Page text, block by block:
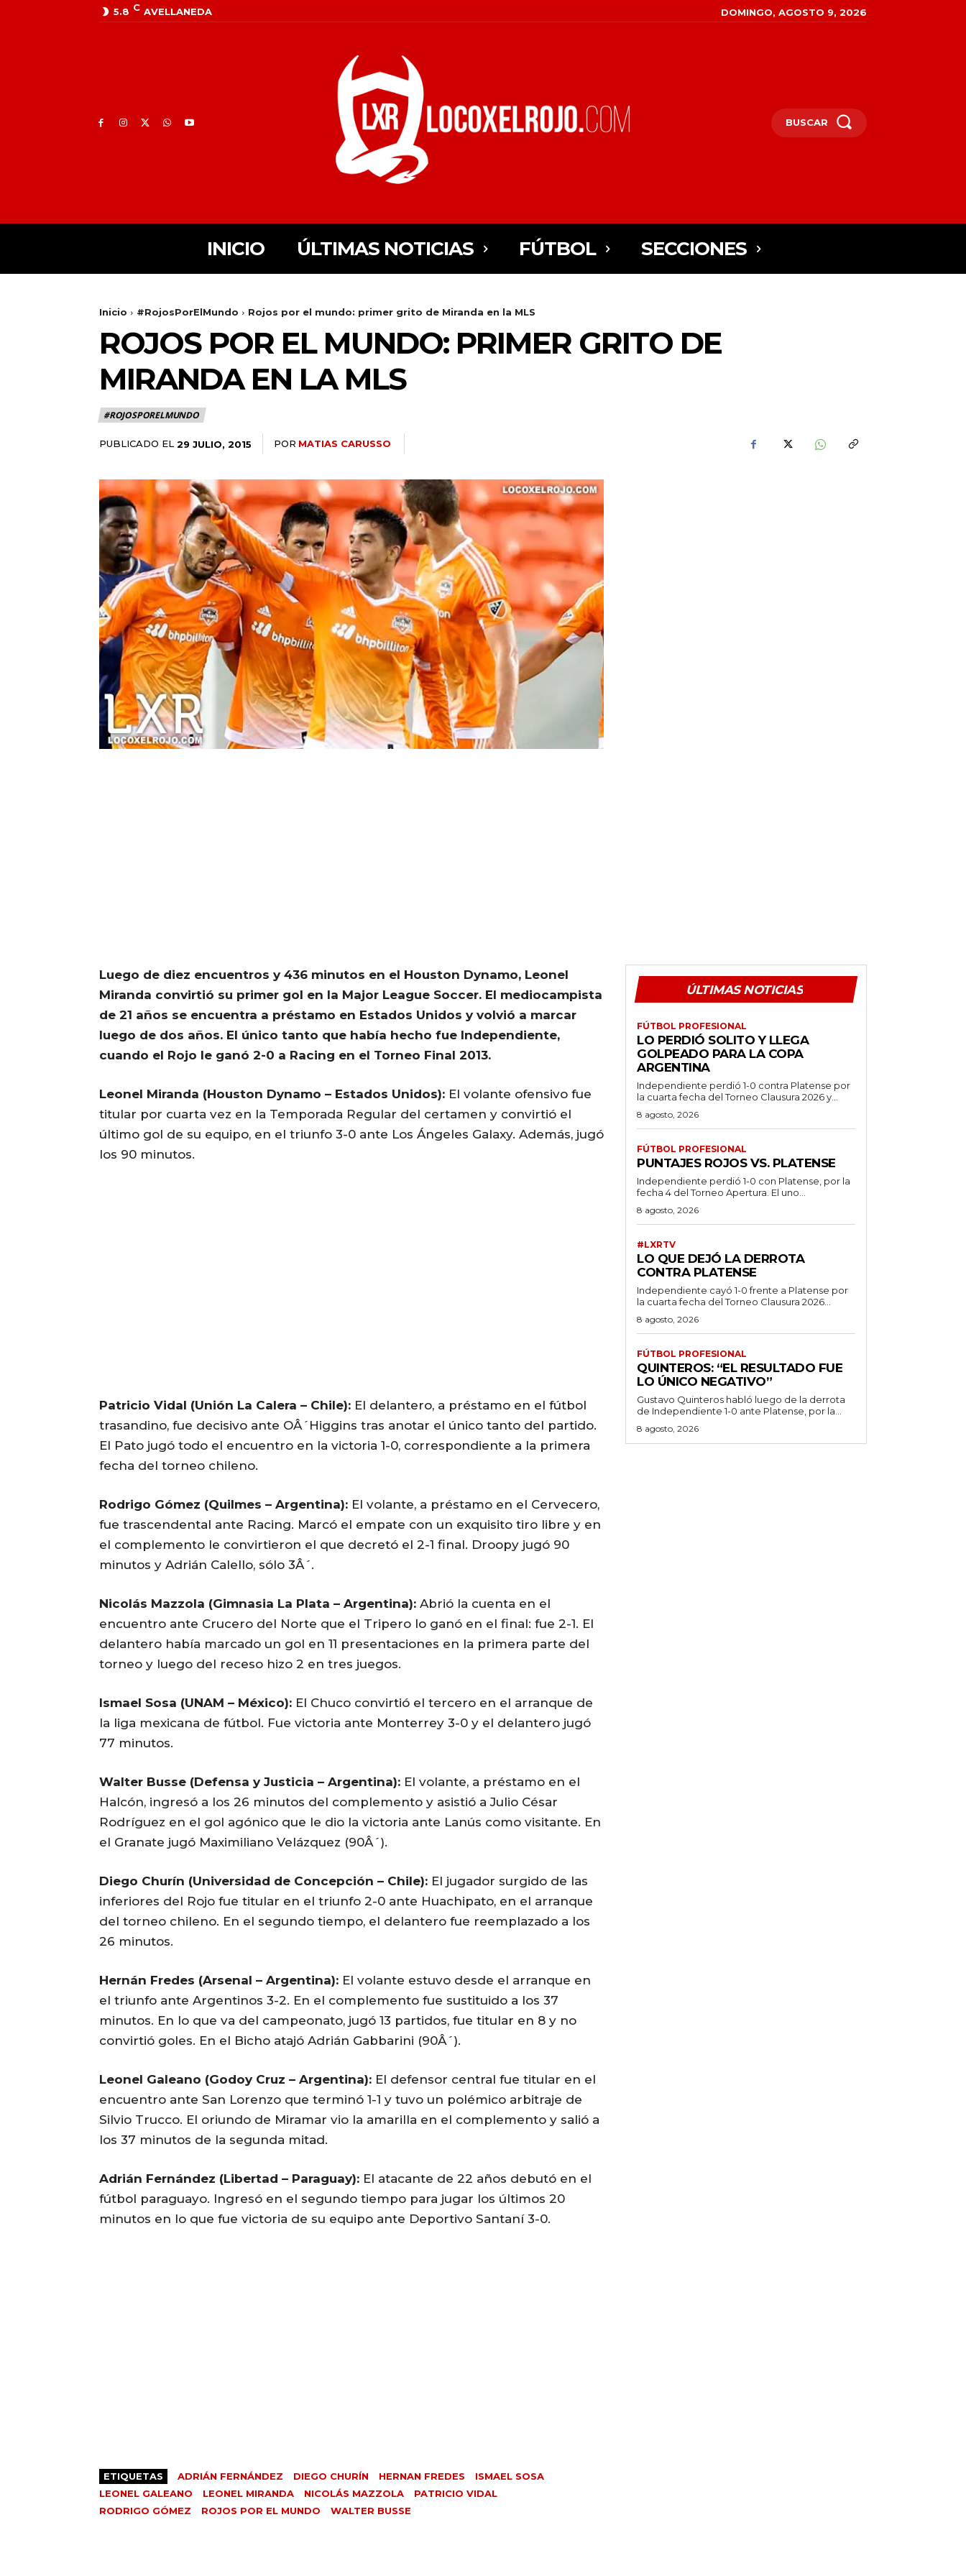
5.8 C AVELLANEDA DOMINGO, AGOSTO 9, 2026
BUSCAR
INICIO ÚLTIMAS NOTICIAS FÚTBOL SECCIONES
Inicio #RojosPorElMundo Rojos por el mundo: primer grito de Miranda en la MLS
ROJOS POR EL MUNDO: PRIMER GRITO DE
MIRANDA EN LA MLS
#ROJOSPORELMUNDO
PUBLICADO EL 29 JULIO, 2015 POR MATIAS CARUSSO
Luego de diez encuentros y 436 minutos en el Houston Dynamo, Leonel
Miranda convirtió su primer gol en la Major League Soccer. El mediocampista
de 21 años se encuentra a préstamo en Estados Unidos y volvió a marcar
luego de dos años. El único tanto que había hecho fue Independiente,
cuando el Rojo le ganó 2-0 a Racing en el Torneo Final 2013.
Leonel Miranda (Houston Dynamo – Estados Unidos): El volante ofensivo fue
titular por cuarta vez en la Temporada Regular del certamen y convirtió el
último gol de su equipo, en el triunfo 3-0 ante Los Ángeles Galaxy. Además, jugó
los 90 minutos.
Patricio Vidal (Unión La Calera – Chile): El delantero, a préstamo en el fútbol
trasandino, fue decisivo ante OÂ´Higgins tras anotar el único tanto del partido.
El Pato jugó todo el encuentro en la victoria 1-0, correspondiente a la primera
fecha del torneo chileno.
Rodrigo Gómez (Quilmes – Argentina): El volante, a préstamo en el Cervecero,
fue trascendental ante Racing. Marcó el empate con un exquisito tiro libre y en
el complemento le convirtieron el que decretó el 2-1 final. Droopy jugó 90
minutos y Adrián Calello, sólo 3Â´.
Nicolás Mazzola (Gimnasia La Plata – Argentina): Abrió la cuenta en el
encuentro ante Crucero del Norte que el Tripero lo ganó en el final: fue 2-1. El
delantero había marcado un gol en 11 presentaciones en la primera parte del
torneo y luego del receso hizo 2 en tres juegos.
Ismael Sosa (UNAM – México): El Chuco convirtió el tercero en el arranque de
la liga mexicana de fútbol. Fue victoria ante Monterrey 3-0 y el delantero jugó
77 minutos.
Walter Busse (Defensa y Justicia – Argentina): El volante, a préstamo en el
Halcón, ingresó a los 26 minutos del complemento y asistió a Julio César
Rodríguez en el gol agónico que le dio la victoria ante Lanús como visitante. En
el Granate jugó Maximiliano Velázquez (90Â´).
Diego Churín (Universidad de Concepción – Chile): El jugador surgido de las
inferiores del Rojo fue titular en el triunfo 2-0 ante Huachipato, en el arranque
del torneo chileno. En el segundo tiempo, el delantero fue reemplazado a los
26 minutos.
Hernán Fredes (Arsenal – Argentina): El volante estuvo desde el arranque en
el triunfo ante Argentinos 3-2. En el complemento fue sustituido a los 37
minutos. En lo que va del campeonato, jugó 13 partidos, fue titular en 8 y no
convirtió goles. En el Bicho atajó Adrián Gabbarini (90Â´).
Leonel Galeano (Godoy Cruz – Argentina): El defensor central fue titular en el
encuentro ante San Lorenzo que terminó 1-1 y tuvo un polémico arbitraje de
Silvio Trucco. El oriundo de Miramar vio la amarilla en el complemento y salió a
los 37 minutos de la segunda mitad.
Adrián Fernández (Libertad – Paraguay): El atacante de 22 años debutó en el
fútbol paraguayo. Ingresó en el segundo tiempo para jugar los últimos 20
minutos en lo que fue victoria de su equipo ante Deportivo Santaní 3-0.
ETIQUETAS ADRIÁN FERNÁNDEZ DIEGO CHURÍN HERNAN FREDES
ISMAEL SOSA
LEONEL GALEANO
LEONEL MIRANDA NICOLÁS MAZZOLA
PATRICIO VIDAL
RODRIGO GÓMEZ
ROJOS POR EL MUNDO WALTER BUSSE
ÚLTIMAS NOTICIAS
FÚTBOL PROFESIONAL
LO PERDIÓ SOLITO Y LLEGA
GOLPEADO PARA LA COPA
ARGENTINA
Independiente perdió 1-0 contra Platense por
la cuarta fecha del Torneo Clausura 2026 y...
8 agosto, 2026
FÚTBOL PROFESIONAL
PUNTAJES ROJOS VS. PLATENSE
Independiente perdió 1-0 con Platense, por la
fecha 4 del Torneo Apertura. El uno...
8 agosto, 2026
#LXRTV
LO QUE DEJÓ LA DERROTA
CONTRA PLATENSE
Independiente cayó 1-0 frente a Platense por
la cuarta fecha del Torneo Clausura 2026...
8 agosto, 2026
FÚTBOL PROFESIONAL
QUINTEROS: “EL RESULTADO FUE
LO ÚNICO NEGATIVO”
Gustavo Quinteros habló luego de la derrota
de Independiente 1-0 ante Platense, por la...
8 agosto, 2026